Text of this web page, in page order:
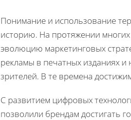
Понимание и использование
историю. На протяжении
эволюцию маркетинговых
рекламы в печатных изданиях и
зрителей. В те времена
С развитием цифровых
позволили брендам достигать